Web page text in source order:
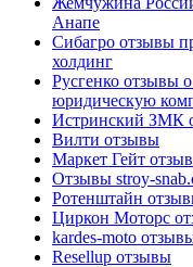
Анапе
Сибагро отзывы
холдинг
Русгенко отзывы
юридическую
Истринский ЗМК
Вилти отзывы
Маркет Гейт
Отзывы stroy-
Ротенштайн
Циркон Моторс
kardes-moto
Resellup отзывы